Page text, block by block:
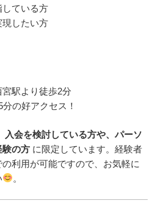
している方
現したい方
駅より徒歩2分
の好アクセス！
入会を検討している方や、パーソ
験の方 に限定しています。経験者
利用が可能ですので、お気軽に
。